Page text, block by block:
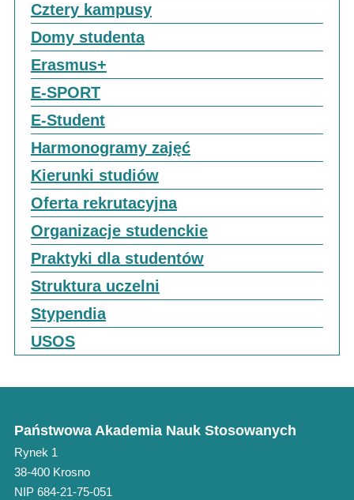
Cztery kampusy
Domy studenta
Erasmus+
E-SPORT
E-Student
Harmonogramy zajęć
Kierunki studiów
Oferta rekrutacyjna
Organizacje studenckie
Praktyki dla studentów
Struktura uczelni
Stypendia
USOS
Państwowa Akademia Nauk Stosowanych
Rynek 1
38-400 Krosno
NIP 684-21-75-051